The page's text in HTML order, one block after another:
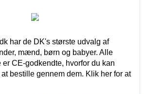
har de DK's største udvalg af
mænd, børn og babyer. Alle
CE-godkendte, hvorfor du kan
bestille gennem dem. Klik her for at